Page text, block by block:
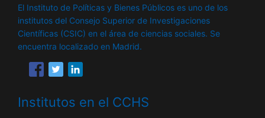
El Instituto de Políticas y Bienes Públicos es uno de los
institutos del Consejo Superior de Investigaciones
Científicas (CSIC) en el área de ciencias sociales. Se
encuentra localizado en Madrid.
Institutos en el CCHS